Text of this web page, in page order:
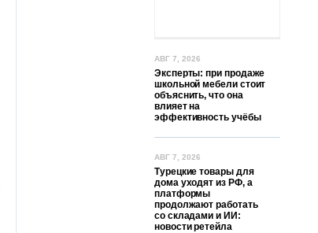
АВГ 7, 2026
Эксперты: при продаже
школьной мебели стоит
объяснить, что она
влияет на
эффективность учёбы
АВГ 7, 2026
Турецкие товары для
дома уходят из РФ, а
платформы
продолжают работать
со складами и ИИ:
новости ретейла